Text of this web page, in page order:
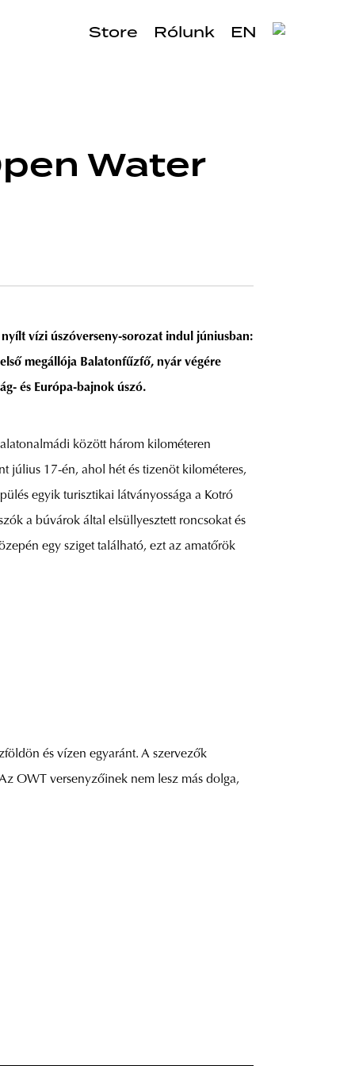
Store Rólunk EN
Water
vízi úszóverseny-sorozat indul júniusban:
megállója Balatonfűzfő, nyár végére
és Európa-bajnok úszó.
között három kilométeren
július 17-én, ahol hét és tizenöt kilométeres,
egyik turisztikai látványossága a Kotró
a búvárok által elsüllyesztett roncsokat és
egy sziget található, ezt az amatőrök
és vízen egyaránt. A szervezők
OWT versenyzőinek nem lesz más dolga,